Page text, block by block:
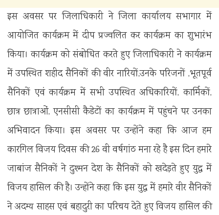
इस अवसर पर जिलाधिकारी ने जिला कार्यालय सभागार में
आयोजित कार्यक्रम में दीप प्रज्वलित कर कार्यक्रम का शुभारंभ
किया। कार्यक्रम को संबोधित करते हुए जिलाधिकारी ने कार्यक्रम
में उपस्थित शहीद सैनिकों की वीर नारियों,उनके परिजनों ,भूतपूर्व
सैनिकों एवं कार्यक्रम में सभी उपस्थित अधिकारियों, कार्मिकों,
छात्र छात्राओं, एनसीसी कैडेटों का कार्यक्रम में पहुंचने पर उनका
अभिवादन किया। इस अवसर पर उन्होंने कहा कि आज हम
कारगिल विजय दिवस की 26 वी वर्षगांठ मना रहे है इस दिन हमारे
जाबांज सैनिकों ने दुश्मन देश के सैनिकों को खदेड़ते हुए युद्ध में
विजय हासिल की है। उन्होंने कहा कि इस युद्ध में हमारे वीर सैनिकों
ने अदम्य साहस एवं बहादुरी का परिचय देते हुए विजय हासिल की